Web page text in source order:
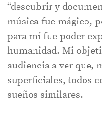
“descubrir y
música fue mágico,
para mí fue poder
humanidad. Mi
audiencia a ver que,
superficiales, todos
sueños similares.